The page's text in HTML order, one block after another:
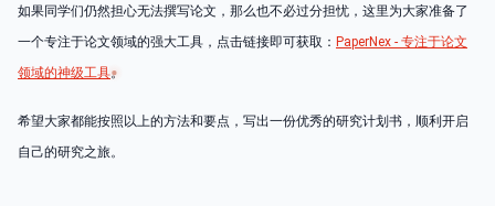
如果同学们仍然担心无法撰写论文，那么也不必过分担忧，这里为大家准备了
一个专注于论文领域的强大工具，点击链接即可获取： PaperNex - 专注于论文
领域的神级工具。
希望大家都能按照以上的方法和要点，写出一份优秀的研究计划书，顺利开启
自己的研究之旅。